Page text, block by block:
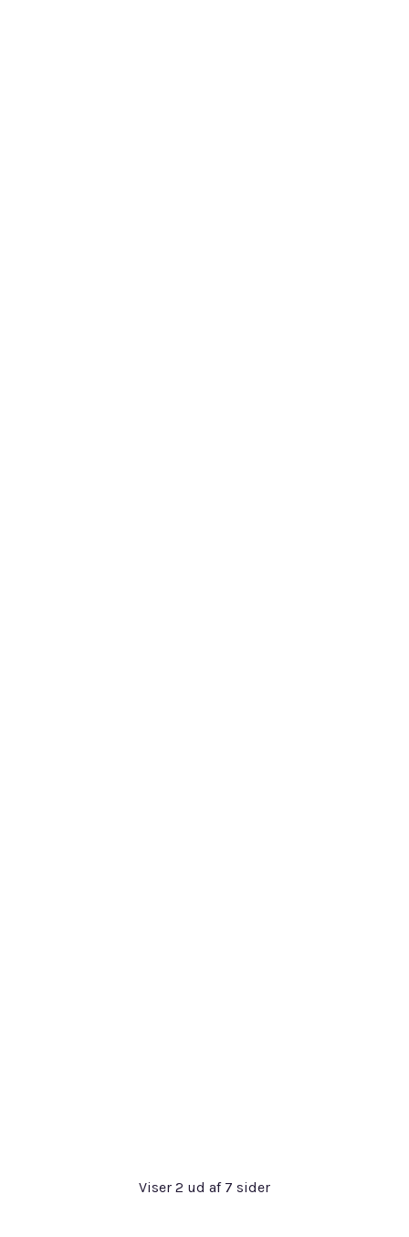
Viser 2 ud af 7 sider